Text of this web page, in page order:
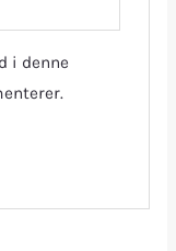
i denne